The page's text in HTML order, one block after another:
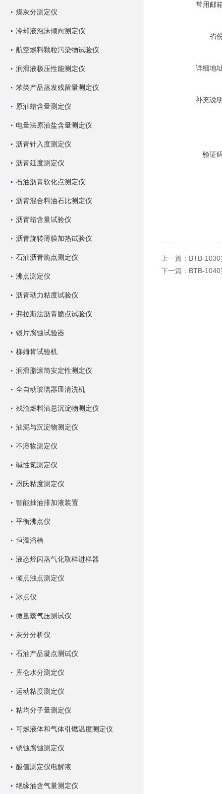
煤灰分测定仪
冷却液泡沫倾向测定仪
航空燃料颗粒污染物试验仪
润滑液极压性能测定仪
苯类产品蒸发残留量测定仪
原油蜡含量测定仪
电量法原油盐含量测定仪
沥青针入度测定仪
沥青延度测定仪
石油沥青软化点测定仪
沥青混合料油石比测定仪
沥青蜡含量试验仪
沥青旋转薄膜加热试验仪
石油沥青脆点测定仪
沸点测定仪
沥青动力粘度试验仪
弗拉斯法沥青脆点试验仪
银片腐蚀试验器
梯姆肯试验机
润滑脂滚筒安定性测定仪
全自动玻璃器皿清洗机
残渣燃料油总沉淀物测定仪
油泥与沉淀物测定仪
不溶物测定仪
碱性氮测定仪
恩氏粘度测定仪
智能抽油排加液装置
平衡沸点仪
恒温浴槽
液态烃闪蒸气化取样进样器
倾点浊点测定仪
冰点仪
微量蒸气压测试仪
灰分分析仪
石油产品凝点测试仪
库仑水分测定仪
运动粘度测定仪
粘均分子量测定仪
可燃液体和气体引燃温度测定仪
锈蚀腐蚀测定仪
酸值测定仪电解液
绝缘油含气量测定仪
常用邮
省
详细地
补充说
验证
上一篇： BTB-
下一篇： BTB-